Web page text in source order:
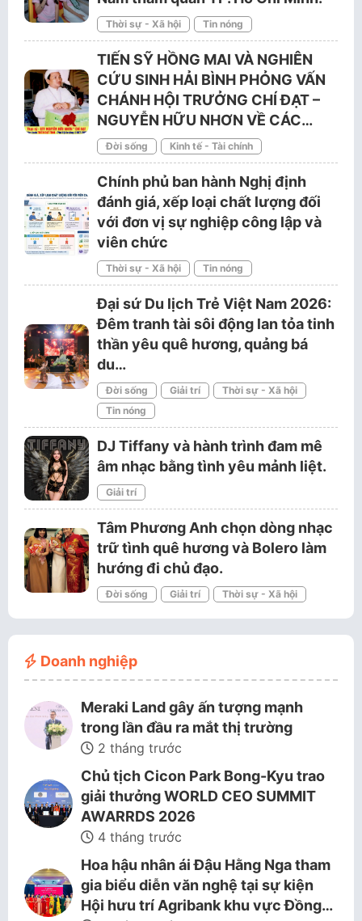
Thời sự - Xã hội Tin nóng
TIẾN SỸ HỒNG MAI VÀ NGHIÊN
CỨU SINH HẢI BÌNH PHỎNG VẤN
CHÁNH HỘI TRƯỞNG CHÍ ĐẠT –
NGUYỄN HỮU NHƠN VỀ CÁC…
Đời sống Kinh tế - Tài chính
Chính phủ ban hành Nghị định
đánh giá, xếp loại chất lượng đối
với đơn vị sự nghiệp công lập và
viên chức
Thời sự - Xã hội Tin nóng
Đại sứ Du lịch Trẻ Việt Nam 2026:
Đêm tranh tài sôi động lan tỏa tinh
thần yêu quê hương, quảng bá
du…
Đời sống Giải trí
Thời sự - Xã hội
Tin nóng
DJ Tiffany và hành trình đam mê
âm nhạc bằng tình yêu mảnh liệt.
Giải trí
Tâm Phương Anh chọn dòng nhạc
trữ tình quê hương và Bolero làm
hướng đi chủ đạo.
Đời sống Giải trí Thời sự - Xã hội
Doanh nghiệp
Meraki Land gây ấn tượng mạnh
trong lần đầu ra mắt thị trường
2 tháng trước
Chủ tịch Cicon Park Bong-Kyu trao
giải thưởng WORLD CEO SUMMIT
AWARRDS 2026
4 tháng trước
Hoa hậu nhân ái Đậu Hằng Nga tham
gia biểu diễn văn nghệ tại sự kiện
Hội hưu trí Agribank khu vực Đồng…